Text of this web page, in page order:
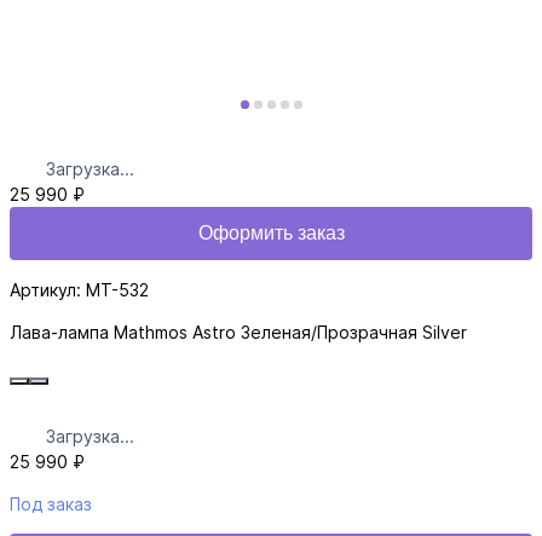
Загрузка...
25 990 ₽
Оформить заказ
Артикул: MT-532
Лава-лампа Mathmos Astro Зеленая/Прозрачная Silver
Загрузка...
25 990 ₽
Под заказ